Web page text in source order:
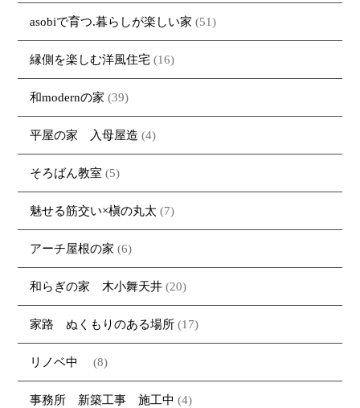
asobiで育つ.暮らしが楽しい家 (51)
縁側を楽しむ洋風住宅 (16)
和modernの家 (39)
平屋の家 入母屋造 (4)
そろばん教室 (5)
魅せる筋交い×槇の丸太 (7)
アーチ屋根の家 (6)
和らぎの家 木小舞天井 (20)
家路 ぬくもりのある場所 (17)
リノベ中 (8)
事務所 新築工事 施工中 (4)